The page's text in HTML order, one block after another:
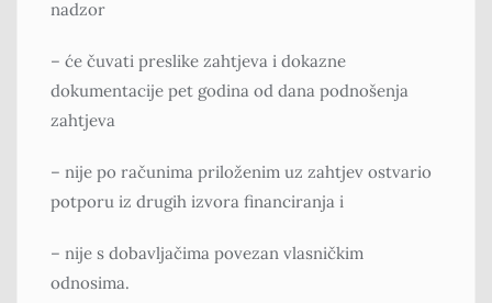
nadzor
– će čuvati preslike zahtjeva i dokazne
dokumentacije pet godina od dana podnošenja
zahtjeva
– nije po računima priloženim uz zahtjev ostvario
potporu iz drugih izvora financiranja i
– nije s dobavljačima povezan vlasničkim
odnosima.